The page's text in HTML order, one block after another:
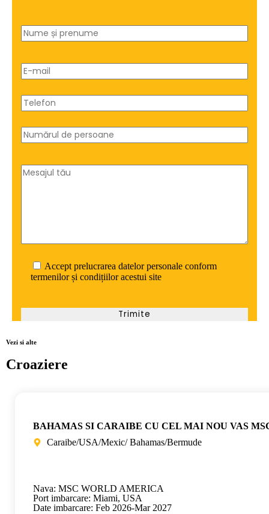
Accept prelucrarea datelor personale conform
termenilor și condițiilor acestui site
Vezi si alte
Croaziere
BAHAMAS SI CARAIBE CU CEL MAI NOU VAS
Caraibe/USA/Mexic/ Bahamas/Bermude
Nava: MSC WORLD AMERICA
Port imbarcare: Miami, USA
Date imbarcare: Feb 2026-Mar 2027